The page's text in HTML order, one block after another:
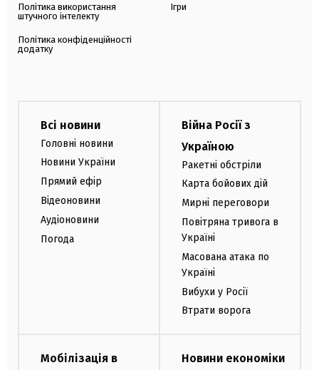
Політика використання
штучного інтелекту
Політика конфіденційності
додатку
Ігри
Всі новини
Головні новини
Новини України
Прямий ефір
Відеоновини
Аудіоновини
Погода
Війна Росії з
Україною
Ракетні обстріли
Карта бойових дій
Мирні переговори
Повітряна тривога в
Україні
Масована атака по
Україні
Вибухи у Росії
Втрати ворога
Мобілізація в
Новини економіки